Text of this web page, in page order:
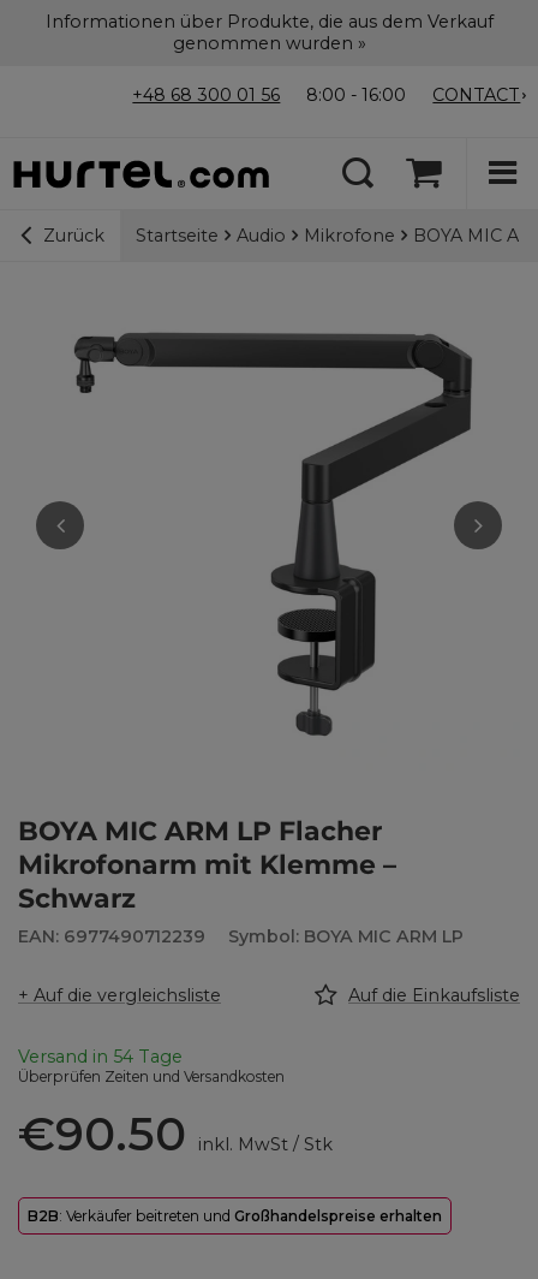
Informationen über Produkte, die aus dem Verkauf
genommen wurden »
+48 68 300 01 56 8:00 - 16:00 CONTACT
Zurück Startseite Audio Mikrofone BOYA MIC
BOYA MIC ARM LP Flacher
Mikrofonarm mit Klemme –
Schwarz
EAN: 6977490712239 Symbol: BOYA MIC ARM LP
+ Auf die vergleichsliste Auf die Einkaufsliste
Versand in 54 Tage
Überprüfen Zeiten und Versandkosten
€90.50 inkl. MwSt/ Stk
B2B: Verkäufer beitreten und Großhandelspreise erhalten